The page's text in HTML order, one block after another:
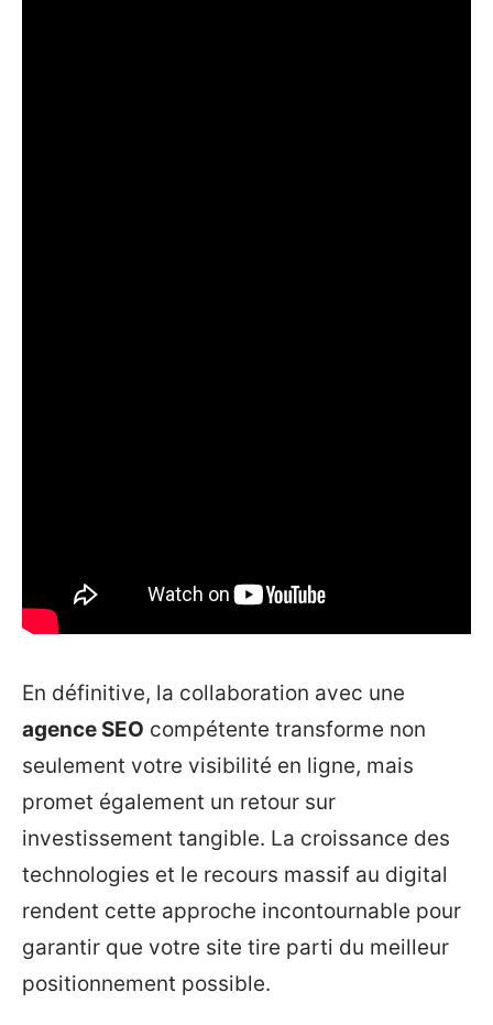
En définitive, la collaboration avec une
agence SEO compétente transforme non
seulement votre visibilité en ligne, mais
promet également un retour sur
investissement tangible. La croissance des
technologies et le recours massif au digital
rendent cette approche incontournable pour
garantir que votre site tire parti du meilleur
positionnement possible.